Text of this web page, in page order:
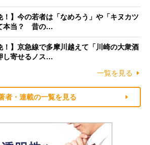
！】今の若者は「なめろう」や「キヌカツ
本当？ 昔の…
！】京急線で多摩川越えて「川崎の大衆酒
寄せるノス…
一覧を見る
者・連載の一覧を見る